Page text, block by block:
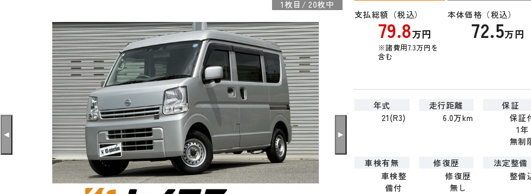
1 枚目 /20枚中
支払総額（税込）
79.8万円
※諸費用7.3万円を
含む
本体価格（税込）
72.5万円
年式
21(R3)
走行距離
6.0万km
保証
保証
1年
無制
車検有無
車検整
備付
修復歴
修復歴
無し
法定整備
整備